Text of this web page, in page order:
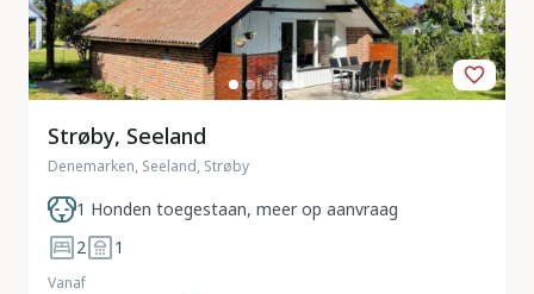
Strøby, Seeland
Denemarken, Seeland, Strøby
1 Honden toegestaan, meer op aanvraag
2
1
Vanaf